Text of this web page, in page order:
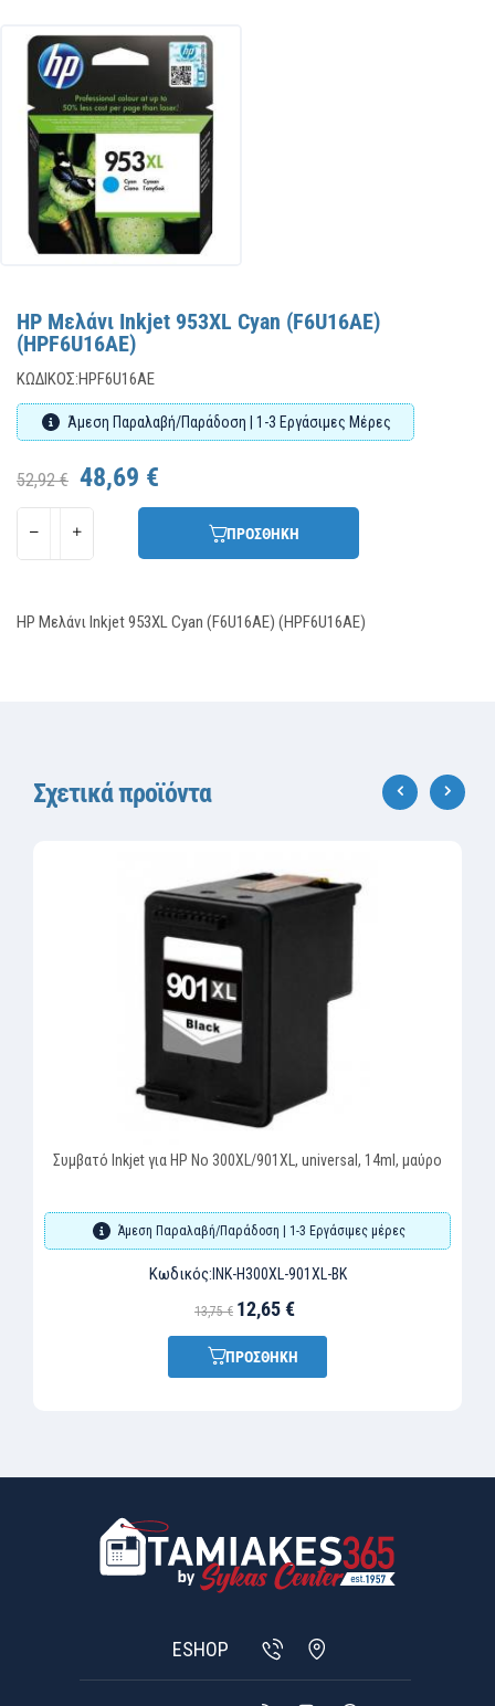
HP Μελάνι Inkjet 953XL Cyan (F6U16AE)
(HPF6U16AE)
ΚΩΔΙΚΌΣ:HPF6U16AE
Άμεση Παραλαβή/Παράδοση | 1-3 Εργάσιμες Μέρες
52,92 € 48,69 €
ΠΡΟΣΘΗΚΗ
HP Μελάνι Inkjet 953XL Cyan (F6U16AE) (HPF6U16AE)
Σχετικά προϊόντα
Συμβατό Inkjet για HP No 300XL/901XL, universal, 14ml, μαύρο
Άμεση Παραλαβή/Παράδοση | 1-3 Εργάσιμες μέρες
Κωδικός: INK-H300XL-901XL-BK
13,75 € 12,65 €
ΠΡΟΣΘΗΚΗ
ESHOP